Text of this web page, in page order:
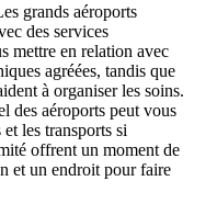
grands aéroports
des services
mettre en relation avec
agréées, tandis que
à organiser les soins.
des aéroports peut vous
les transports si
offrent un moment de
et un endroit pour faire